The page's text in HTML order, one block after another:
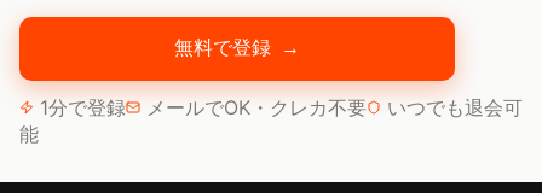
無料で登録 →
1分で登録 メールでOK・クレカ不要
いつでも退会可
能